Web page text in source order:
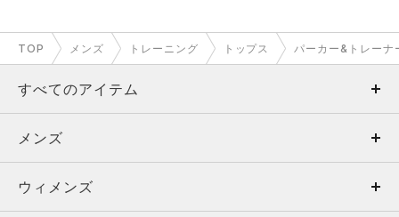
TOP メンズ トレーニング トップス パーカー&トレーナ
すべてのアイテム
メンズ
ウィメンズ
メンズ
トップス
ウィメンズ